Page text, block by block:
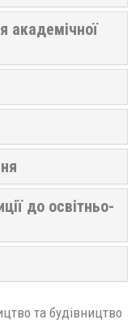
академічної
до освітньо-
та будівництво